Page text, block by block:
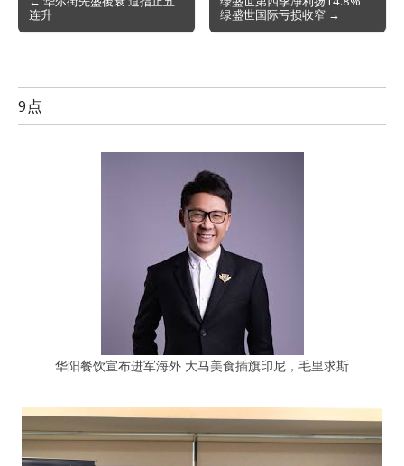
navigation
连升
绿盛世国际亏损收窄 →
9点
华阳餐饮宣布进军海外 大马美食插旗印尼，毛里求斯